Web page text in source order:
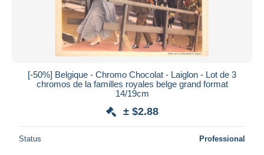
Bank transfer
Visa
MasterCard
Bancontact
Maestro
Seller's residence
Entire world
[-50%] Belgique - Chromo Chocolat - Laiglon - Lot de 3
chromos de la familles royales belge grand format
14/19cm
± $2.88
Status Professional